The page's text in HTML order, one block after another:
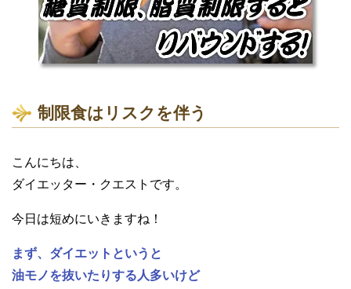
制限食はリスクを伴う
こんにちは、
ダイエッター・クエストです。
今日は短めにいきますね！
まず、ダイエットというと
油モノを抜いたりする人多いけど